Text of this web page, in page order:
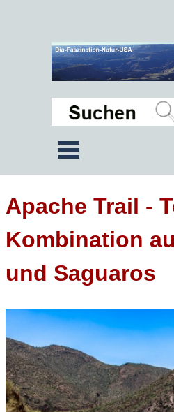
Apache Trail -
Kombination
und Saguaros